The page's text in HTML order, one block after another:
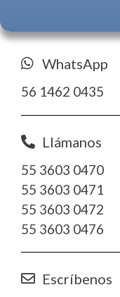
WhatsApp
56 1462 0435
Llámanos
55 3603 0470
55 3603 0471
55 3603 0472
55 3603 0476
Escríbenos